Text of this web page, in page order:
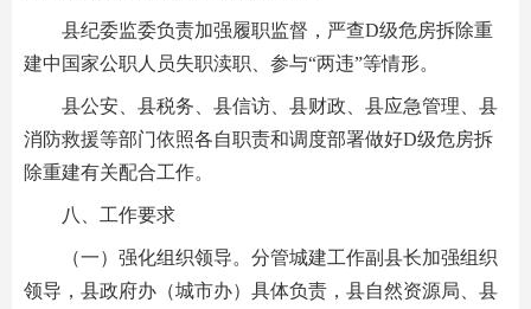
县纪委监委负责加强履职监督，严查D级危房拆除重
建中国家公职人员失职渎职、参与“两违”等情形。
县公安、县税务、县信访、县财政、县应急管理、县
消防救援等部门依照各自职责和调度部署做好D级危房拆
除重建有关配合工作。
八、工作要求
（一）强化组织领导。分管城建工作副县长加强组织
领导，县政府办（城市办）具体负责，县自然资源局、县